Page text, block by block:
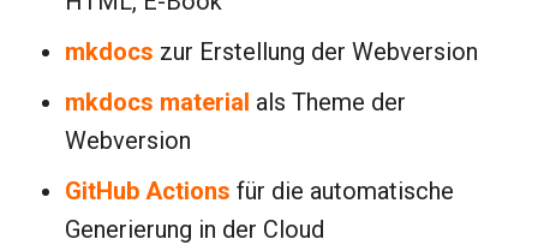
mkdocs zur Erstellung der Webversion
mkdocs material als Theme der
Webversion
GitHub Actions für die automatische
Generierung in der Cloud